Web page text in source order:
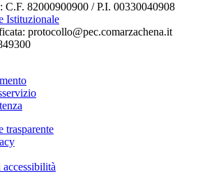
C.F. 82000900900 / P.I. 00330040908
Istituzionale
protocollo@pec.comarzachena.it
trasparente